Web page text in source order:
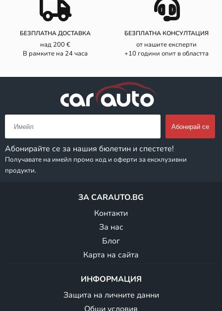
БЕЗПЛАТНА ДОСТАВКА
над 200 €
В рамките на 24 часа
БЕЗПЛАТНА КОНСУЛТАЦИЯ
от нашите експерти
+10 години опит в областта
Абонирайте се за нашия бюлетин и спестете!
Получавате на имейл промо код и оферти за ексклузивни
продукти.
ЗА CARAUTO.BG
Контакти
За нас
Блог
Карта на сайта
ИНФОРМАЦИЯ
Защита на личните данни